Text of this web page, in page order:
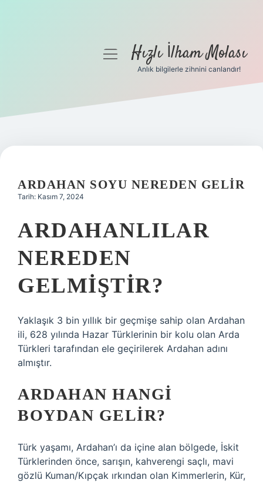
Gizlilik Politikası
Yasal Uyarı
menüyüHızlı İlham Molası
Anlık bilgilerle zihnini canlandır!
ARDAHAN SOYU NEREDEN GELIR
Tarih: Kasım 7, 2024
ARDAHANLILAR
NEREDEN
GELMIŞTIR?
Yaklaşık 3 bin yıllık bir geçmişe sahip olan Ardahan
ili, 628 yılında Hazar Türklerinin bir kolu olan Arda
Türkleri tarafından ele geçirilerek Ardahan adını
almıştır.
ARDAHAN HANGI
BOYDAN GELIR?
Türk yaşamı, Ardahan’ı da içine alan bölgede, İskit
Türklerinden önce, sarışın, kahverengi saçlı, mavi
gözlü Kuman/Kıpçak ırkından olan Kimmerlerin, Kür,